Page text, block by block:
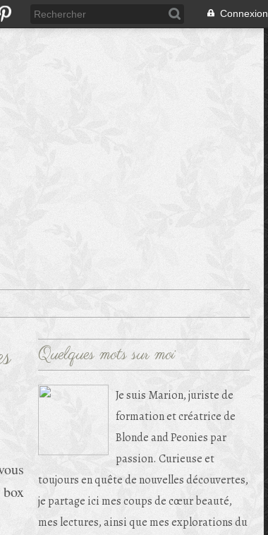
Connexion
Quelques mots sur moi
Je suis Marion, juriste de
formation et créatrice de
Blonde and Peonies par
passion. Curieuse et
toujours en quête de nouvelles découvertes,
je partage ici mes coups de cœur beauté,
mes lectures, ainsi que mes explorations du